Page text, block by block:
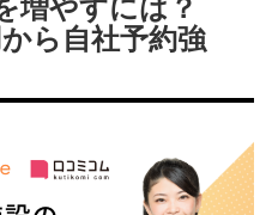
増やすには？
ら自社予約強